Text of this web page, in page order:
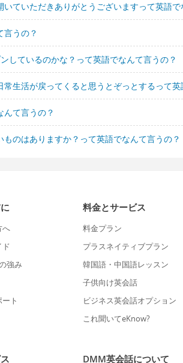
ていただきありがとうございますって英語で
言うの？
しているのかな？って英語でなんて言うの？
常生活が戻ってくると思うとぞっとするって
んて言うの？
ものはありますか？って英語でなんて言うの？
へ
ド
強み
ト
料金とサービス
料金プラン
プラスネイティブプラン
韓国語・中国語レッスン
子供向け英会話
ビジネス英会話オプション
これ聞いてeKnow?
DMM英会話について